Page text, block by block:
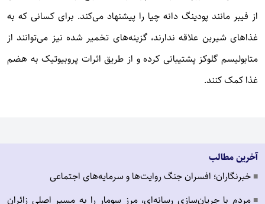
از فیبر مانند پودینگ دانه چیا را پیشنهاد می‌کند. برای کسانی که به
غذاهای شیرین علاقه ندارند، گزینه‌های تخمیر شده نیز می‌توانند از
متابولیسم گلوکز پشتیبانی کرده و از طریق اثرات پروبیوتیک به هضم
غذا کمک کنند.
آخرین مطالب
■ خبرنگاران؛ افسران جنگ روایت‌ها و سرمایه‌های اجتماعی
■ مردم با جریان‌سازی رسانه‌ای، مرز سومار را به مسیر اصلی زائران